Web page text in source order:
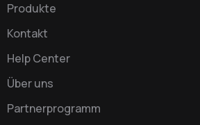
Produkte
Kontakt
Help Center
Über uns
Partnerprogramm